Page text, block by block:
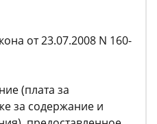
от 23.07.2008 N 160-
(плата за
за содержание и